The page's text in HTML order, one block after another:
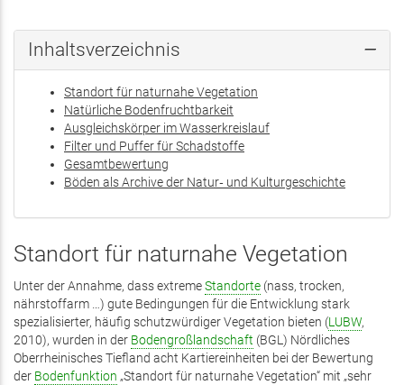
Inhaltsverzeichnis
Standort für naturnahe Vegetation
Natürliche Bodenfruchtbarkeit
Ausgleichskörper im Wasserkreislauf
Filter und Puffer für Schadstoffe
Gesamtbewertung
Böden als Archive der Natur‑ und Kulturgeschichte
Standort für naturnahe Vegetation
Unter der Annahme, dass extremeStandorte (nass, trocken,
nährstoffarm …) gute Bedingungen für die Entwicklung stark
spezialisierter, häufig schutzwürdiger Vegetation bieten (LUBW,
2010), wurden in der Bodengroßlandschaft (BGL) Nördliches
Oberrheinisches Tiefland acht Kartiereinheiten bei der Bewertung
der Bodenfunktion „Standort für naturnahe Vegetation“ mit „sehr